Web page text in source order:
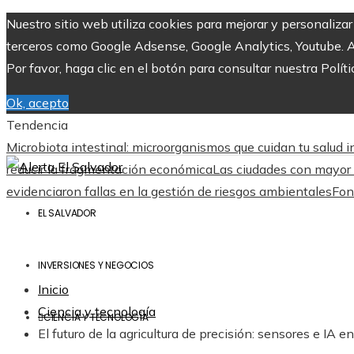
Nuestro sitio web utiliza cookies para mejorar y
terceros como Google Adsense, Google Analytics,
Por favor, haga clic en el botón para consultar nuestra
Ok, acepto
Tendencia
Microbiota intestinal: microorganismos que cuidan tu salud
reducir la fragmentación económicaLas ciudades con
evidenciaron fallas en la gestión de riesgos ambientales
EL SALVADOR
INVERSIONES Y NEGOCIOS
CIENCIA Y TECNOLOGÍA
Inicio
Ciencia y tecnología
El futuro de la agricultura de precisión: sensores e IA